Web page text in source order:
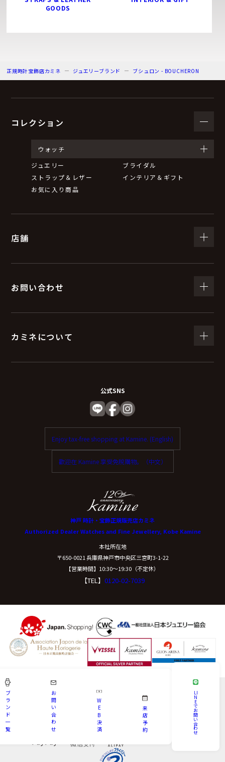
GOODS
正規時計宝飾店カミネ ジュエリーブランド ブシュロン - BOUCHERON
コレクション
ウォッチ
ジュエリー
ブライダル
ストラップ＆レザー
インテリア＆ギフト
お気に入り商品
店舗
お問い合わせ
カミネについて
公式SNS
Enjoy tax-free shopping at Kamine. (English)
歡迎在 Kamine 享受免稅購物。（中文）
神戸 時計・宝飾正規販売店カミネ
Authorized Dealer Watches and Fine Jewellery, Kobe Kamine
本社所在地
〒650-0021 兵庫県神戸市中央区三宮町3-1-22
【営業時間】10:30〜19:30（不定休）
【TEL】 0120-02-7039
ブ
ラ
ン
ド
一
覧
お
問
い
合
わ
せ
W
E
B
決
済
来
店
予
約
LI
N
E
で
お
問
い
合
わ
せ